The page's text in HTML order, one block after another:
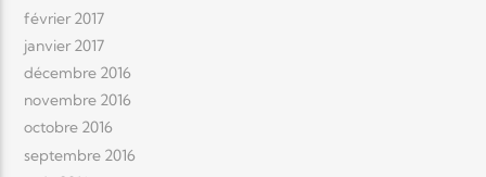
février 2017
janvier 2017
décembre 2016
novembre 2016
octobre 2016
septembre 2016